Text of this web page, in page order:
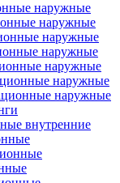
наружные
наружные
наружные
наружные
наружные
наружные
наружные
внутренние